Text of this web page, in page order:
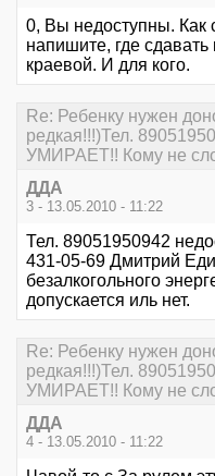
0, Вы недоступны. Как
напишите, где
краевой. И для кого.
Re: Ребенку нужен
редкая!!!)Тел.
УМИРАЕТ!! Кому не
ДДА
3 - 13.05.2010 - 11:22
Тел. 89051950942
431-05-69 Дмитрий
безалкогольного
допускается иль нет.
Re: Ребенку нужен
редкая!!!)Тел.
УМИРАЕТ!! Кому не
ДДА
4 - 13.05.2010 - 11:22